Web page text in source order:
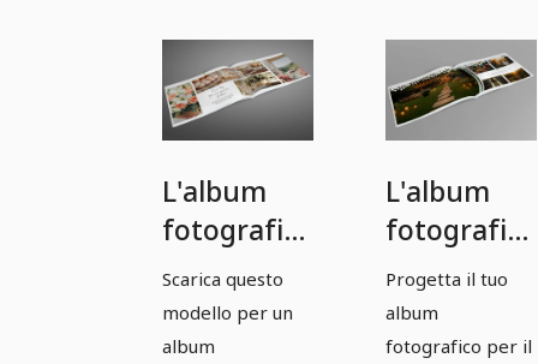
L'album
fotografico
di nozze
perfetto -
Versione 1
Scarica questo
modello per un
album
L'album
fotografico
perfetto
per
matrimoni
Progetta il tuo
album
fotografico per il